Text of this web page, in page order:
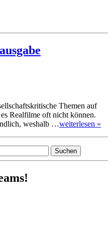
Themen auf
Realfilme oft nicht können.
weshalb …weiterlesen »